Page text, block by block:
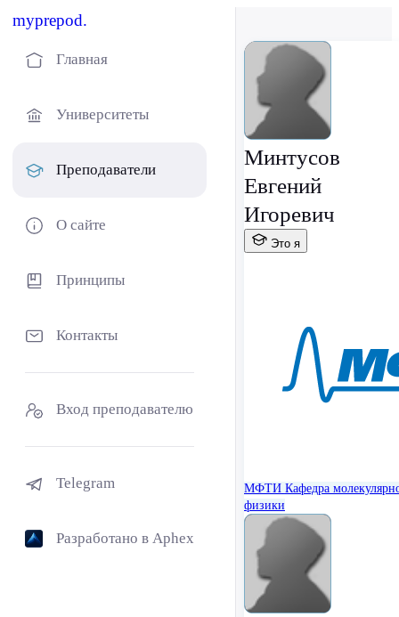
myprepod.
Главная
Университеты
Преподаватели
О сайте
Принципы
Контакты
Вход преподавателю
Telegram
Разработано в Aphex
Минтусов
Евгений
Игоревич
Это я
МФТИ Кафедра
физики